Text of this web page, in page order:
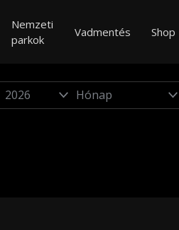
Nemzeti
parkok
Vadmentés Shop